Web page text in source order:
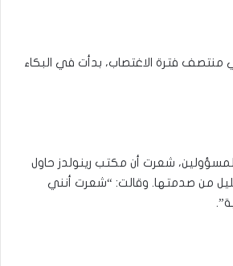
فترة الاغتصاب، بدأت في البكاء
شعرت أن مكتب رينولدز حاول
من صدمتها. وقالت: “شعرت أنني